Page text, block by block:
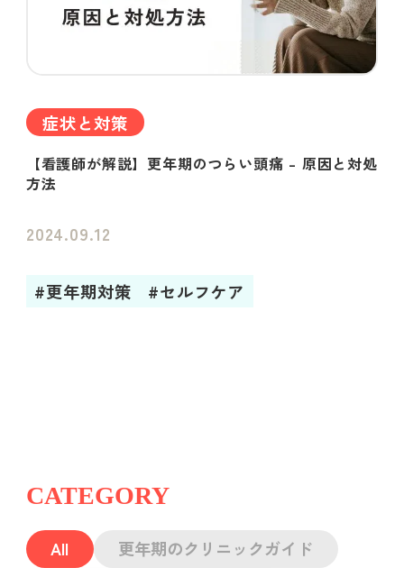
症状と対策
【看護師が解説】更年期のつらい頭痛 – 原因と対処
方法
2024.09.12
#更年期対策 #セルフケア
CATEGORY
All
更年期のクリニックガイド